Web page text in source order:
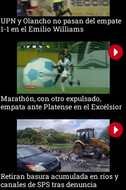
UPN y Olancho no pasan del empate
1-1 en el Emilio Williams
Marathón, con otro expulsado,
empata ante Platense en el Excélsior
Retiran basura acumulada en ríos y
canales de SPS tras denuncia